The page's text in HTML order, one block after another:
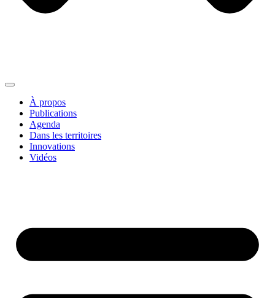
À propos
Publications
Agenda
Dans les territoires
Innovations
Vidéos